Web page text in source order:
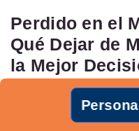
Perdido en el
Qué Dejar de
la Mejor
Después de todo lo
veces, la mejor forma